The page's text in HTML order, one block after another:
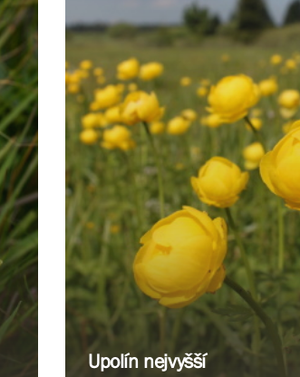
Upolín nejvyšší